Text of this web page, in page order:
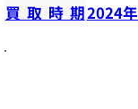
買取時期2024